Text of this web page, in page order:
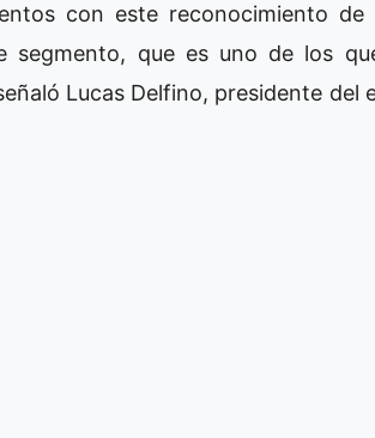
con este reconocimiento de
segmento, que es uno de los
Lucas Delfino, presidente del